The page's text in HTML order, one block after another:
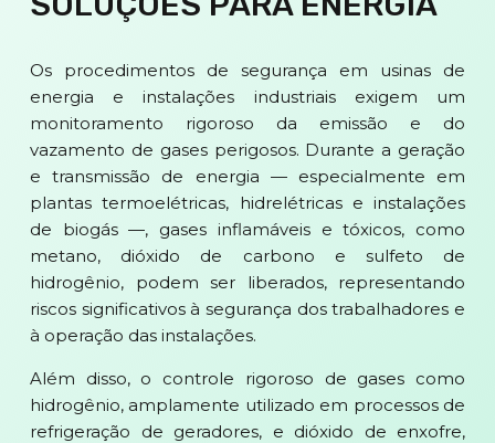
Os procedimentos de segurança em usinas de
energia e instalações industriais exigem um
monitoramento rigoroso da emissão e do
vazamento de gases perigosos. Durante a geração
e transmissão de energia — especialmente em
plantas termoelétricas, hidrelétricas e instalações
de biogás —, gases inflamáveis e tóxicos, como
metano, dióxido de carbono e sulfeto de
hidrogênio, podem ser liberados, representando
riscos significativos à segurança dos trabalhadores e
à operação das instalações.
Além disso, o controle rigoroso de gases como
hidrogênio, amplamente utilizado em processos de
refrigeração de geradores, e dióxido de enxofre,